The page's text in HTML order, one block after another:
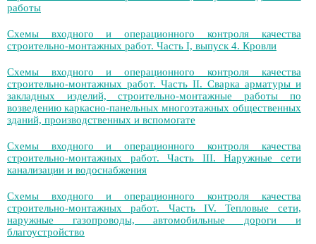
работы
Схемы входного и операционного контроля качества
строительно-монтажных работ. Часть I, выпуск 4. Кровли
Схемы входного и операционного контроля качества
строительно-монтажных работ. Часть II. Сварка арматуры и
закладных изделий, строительно-монтажные работы по
возведению каркасно-панельных многоэтажных общественных
зданий, производственных и вспомогате
Схемы входного и операционного контроля качества
строительно-монтажных работ. Часть III. Наружные сети
канализации и водоснабжения
Схемы входного и операционного контроля качества
строительно-монтажных работ. Часть IV. Тепловые сети,
наружные газопроводы, автомобильные дороги и
благоустройство